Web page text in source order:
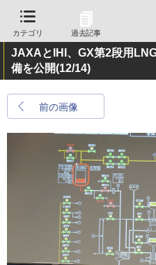
カテゴリ 過去記事
JAXAとIHI、GX第2段用
備を公開(12/14)
前の画像